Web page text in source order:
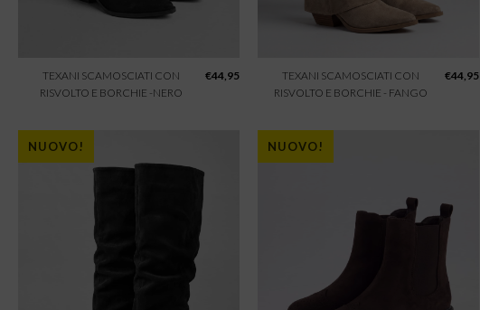
TEXANI SCAMOSCIATI CON
RISVOLTO E BORCHIE -NERO
€44,95
TEXANI SCAMOSCIATI CON
RISVOLTO E BORCHIE - FANGO
€44,95
NUOVO! NUOVO!